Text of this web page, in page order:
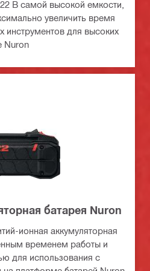
В самой высокой емкости,
увеличить время
инструментов для высоких
Nuron
батарея Nuron
ионная аккумуляторная
временем работы и
для использования с